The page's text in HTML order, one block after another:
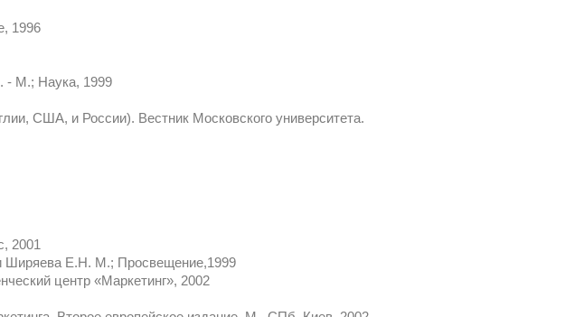
1996
- М.; Наука, 1999
США, и России). Вестник Московского университета.
2001
Ширяева Е.Н. М.; Просвещение,1999
центр «Маркетинг», 2002